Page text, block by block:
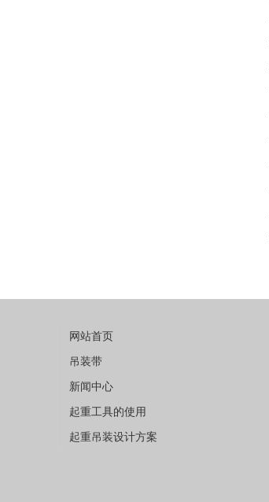
网站首页
吊装带
新闻中心
起重工具的使用
起重吊装设计方案